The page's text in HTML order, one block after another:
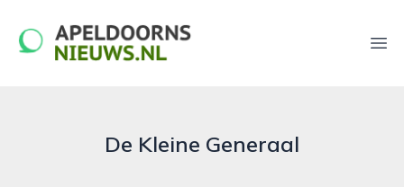
apeldoornsnieuws.nl
De Kleine Generaal